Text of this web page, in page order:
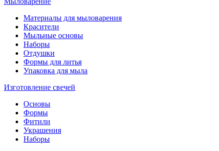
Материалы для мыловарения
Красители
Мыльные основы
Наборы
Отдушки
Формы для литья
Упаковка для мыла
Изготовление свечей
Основы
Формы
Фитили
Украшения
Наборы